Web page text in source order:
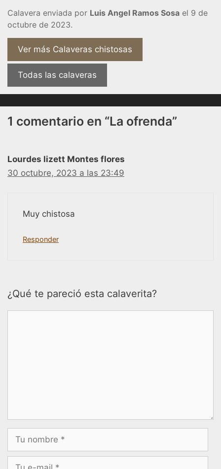
Calavera enviada por Luis Angel Ramos Sosa el 9 de
octubre de 2023.
Ver más Calaveras chistosas
Todas las calaveras
1 comentario en “La ofrenda”
Lourdes lizett Montes flores
30 octubre, 2023 a las 23:49
Muy chistosa
Responder
¿Qué te pareció esta calaverita?
Nombre
Correo